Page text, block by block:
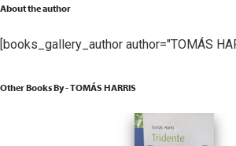
About the author
[books_gallery_author author="TOMÁS
Other Books By - TOMÁS HARRIS